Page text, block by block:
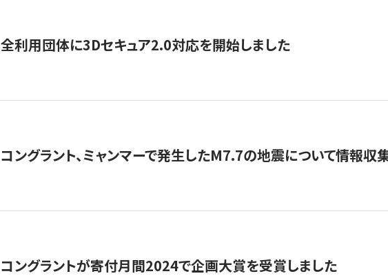
全利用団体に3Dセキュア2.0対応を開始しました
コングラント、ミャンマーで発生したM7.7の地震について情報収
コングラントが寄付月間2024で企画大賞を受賞しました